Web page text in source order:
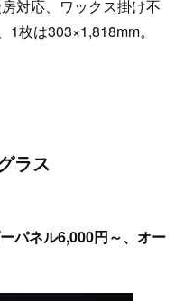
対応、ワックス掛け不
枚は303×1,818mm。
ラス
パネル6,000円～、オー